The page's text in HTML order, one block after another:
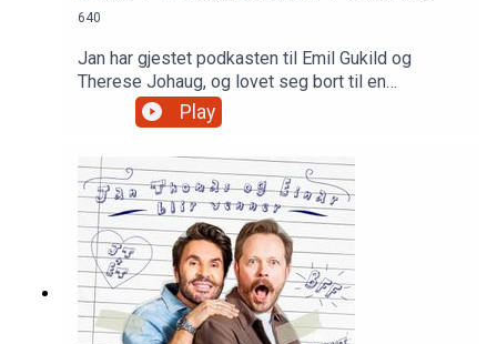
640
Jan har gjestet podkasten til Emil Gukild og
Therese Johaug, og lovet seg bort til en
treningsøkt. han angrer grovt på.Produsert av
Martin Oftedal, PLAN-B
Play